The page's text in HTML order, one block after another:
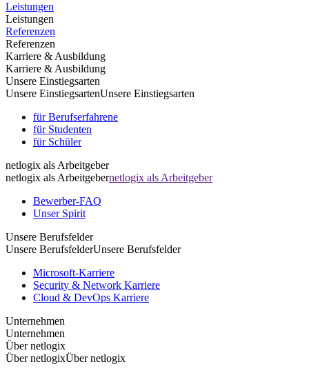
Leistungen
Leistungen
Referenzen
Referenzen
Karriere & Ausbildung
Karriere & Ausbildung
Unsere Einstiegsarten
Unsere EinstiegsartenUnsere Einstiegsarten
für Berufserfahrene
für Studenten
für Schüler
netlogix als Arbeitgeber
netlogix als Arbeitgebernetlogix als Arbeitgeber
Bewerber-FAQ
Unser Spirit
Unsere Berufsfelder
Unsere BerufsfelderUnsere Berufsfelder
Microsoft-Karriere
Security & Network Karriere
Cloud & DevOps Karriere
Unternehmen
Unternehmen
Über netlogix
Über netlogixÜber netlogix